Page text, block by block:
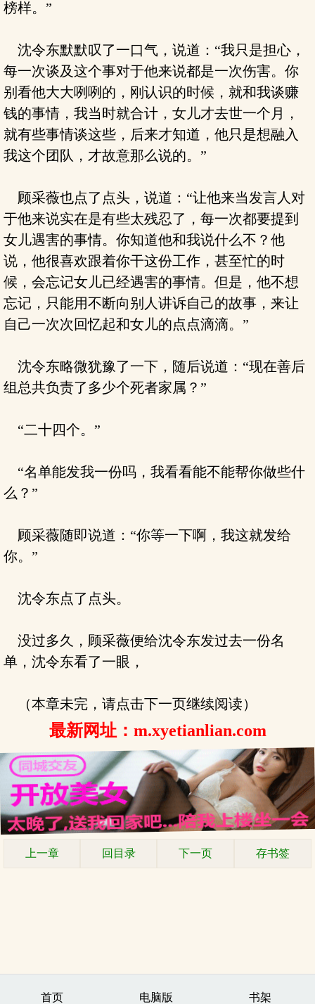
榜样。”
沈令东默默叹了一口气，说道：“我只是担心，
每一次谈及这个事对于他来说都是一次伤害。你
别看他大大咧咧的，刚认识的时候，就和我谈赚
钱的事情，我当时就合计，女儿才去世一个月，
就有些事情谈这些，后来才知道，他只是想融入
我这个团队，才故意那么说的。”
顾采薇也点了点头，说道：“让他来当发言人对
于他来说实在是有些太残忍了，每一次都要提到
女儿遇害的事情。你知道他和我说什么不？他
说，他很喜欢跟着你干这份工作，甚至忙的时
候，会忘记女儿已经遇害的事情。但是，他不想
忘记，只能用不断向别人讲诉自己的故事，来让
自己一次次回忆起和女儿的点点滴滴。”
沈令东略微犹豫了一下，随后说道：“现在善后
组总共负责了多少个死者家属？”
“二十四个。”
“名单能发我一份吗，我看看能不能帮你做些什
么？”
顾采薇随即说道：“你等一下啊，我这就发给
你。”
沈令东点了点头。
没过多久，顾采薇便给沈令东发过去一份名
单，沈令东看了一眼，
（本章未完，请点击下一页继续阅读）
最新网址：m.xyetianlian.com
上一章 回目录 下一页 存书签
首页 电脑版 书架